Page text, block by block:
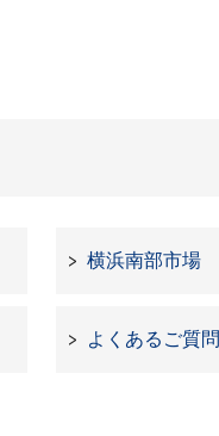
横浜南部市場
よくあるご質問